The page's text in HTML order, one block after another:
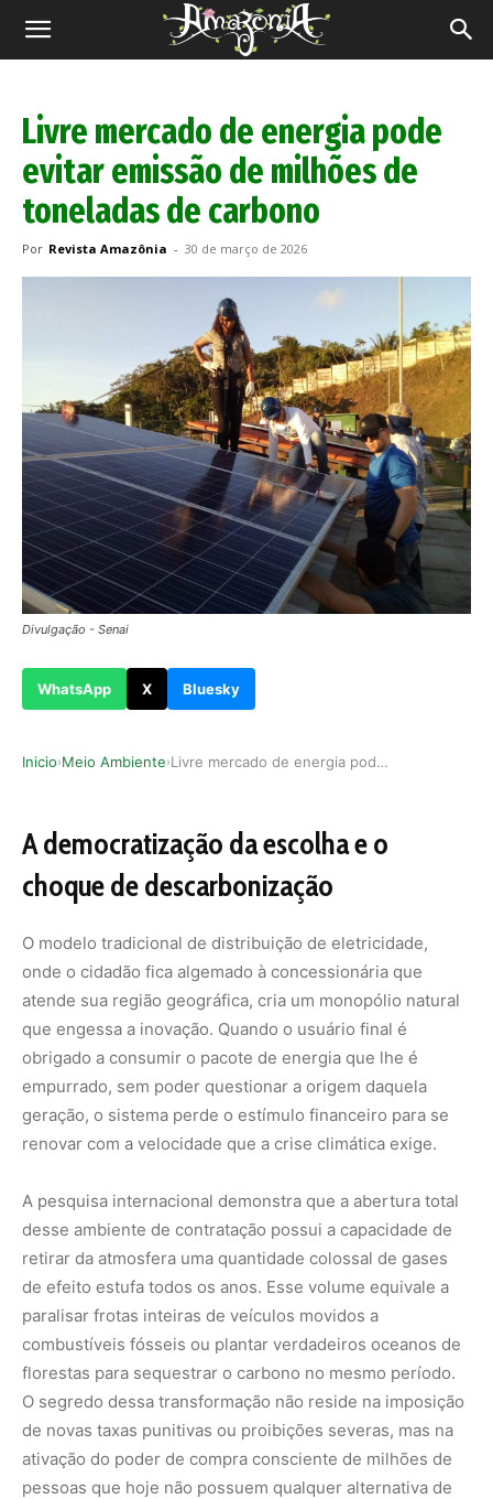
Revista
Livre mercado de energia pode
evitar emissão de milhões de
toneladas de carbono
Por Revista Amazônia - 30 de março de 2026
Divulgação - Senai
WhatsApp X Bluesky
Inicio›Meio Ambiente› Livre mercado de energia pode evitar emissão de…
A democratização da escolha e o
choque de descarbonização
O modelo tradicional de distribuição de eletricidade,
onde o cidadão fica algemado à concessionária que
atende sua região geográfica, cria um monopólio natural
que engessa a inovação. Quando o usuário final é
obrigado a consumir o pacote de energia que lhe é
empurrado, sem poder questionar a origem daquela
geração, o sistema perde o estímulo financeiro para se
renovar com a velocidade que a crise climática exige.
A pesquisa internacional demonstra que a abertura total
desse ambiente de contratação possui a capacidade de
retirar da atmosfera uma quantidade colossal de gases
de efeito estufa todos os anos. Esse volume equivale a
paralisar frotas inteiras de veículos movidos a
combustíveis fósseis ou plantar verdadeiros oceanos de
florestas para sequestrar o carbono no mesmo período.
O segredo dessa transformação não reside na imposição
de novas taxas punitivas ou proibições severas, mas na
ativação do poder de compra consciente de milhões de
pessoas que hoje não possuem qualquer alternativa de